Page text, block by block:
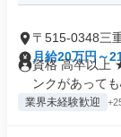
〒515-0348三
月給20万円～
資格 高卒以上
ンクがあって
業界未経験歓迎